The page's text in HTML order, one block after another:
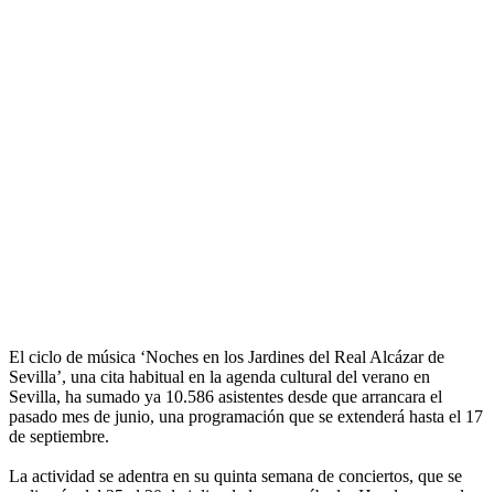
El ciclo de música ‘Noches en los Jardines del Real Alcázar de
Sevilla’, una cita habitual en la agenda cultural del verano en
Sevilla, ha sumado ya 10.586 asistentes desde que arrancara el
pasado mes de junio, una programación que se extenderá hasta el 17
de septiembre.
La actividad se adentra en su quinta semana de conciertos, que se